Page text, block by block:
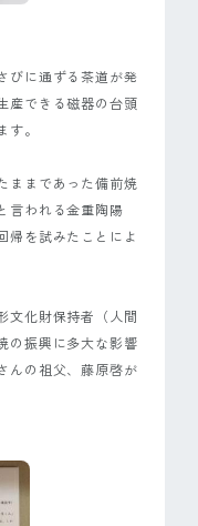
びに通ずる茶道が発
産できる磁器の台頭
。
ままであった備前焼
言われる金重陶陽
帰を試みたことによ
文化財保持者（人間
の振興に多大な影響
んの祖父、藤原啓が